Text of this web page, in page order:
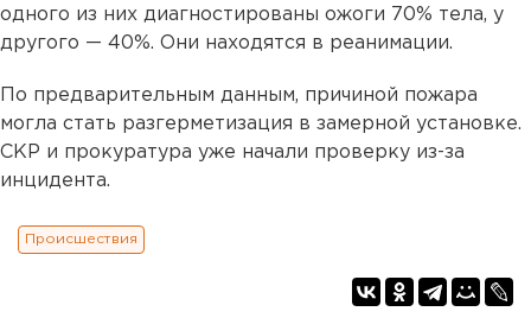
одного из них диагностированы ожоги 70% тела, у
другого — 40%. Они находятся в реанимации.
По предварительным данным, причиной пожара
могла стать разгерметизация в замерной установке.
СКР и прокуратура уже начали проверку из-за
инцидента.
Происшествия